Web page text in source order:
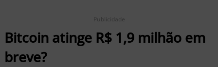
Publicidade
Bitcoin atinge R$ 1,9 milhão em
breve?